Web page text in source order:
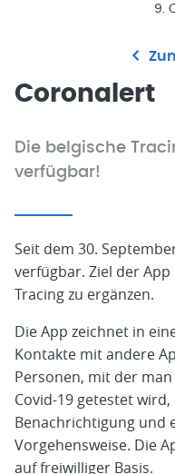
9.
Coronalert
Die belgische
verfügbar!
Seit dem 30.
verfügbar. Ziel der
Tracing zu ergänzen.
Die App zeichnet in
Kontakte mit andere
Personen, mit der
Covid-19 getestet
Benachrichtigung und
Vorgehensweise. Die
auf freiwilliger Basis.